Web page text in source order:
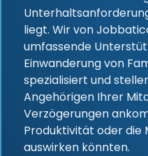
liegt. Wir von
umfassende
Einwanderung von
spezialisiert und
Angehörigen Ihrer
Verzögerungen
Produktivität oder die
auswirken könnten.